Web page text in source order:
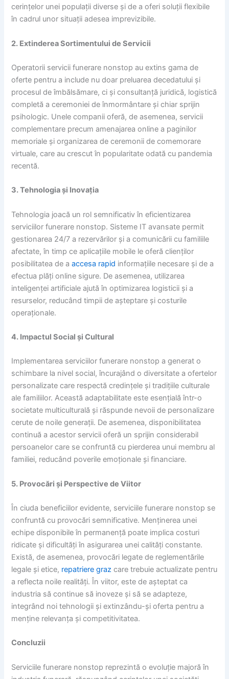
cerințelor unei populații diverse și de a oferi soluții flexibile
în cadrul unor situații adesea imprevizibile.
2. Extinderea Sortimentului de Servicii
Operatorii servicii funerare nonstop au extins gama de
oferte pentru a include nu doar preluarea decedatului și
procesul de îmbălsămare, ci și consultanță juridică, logistică
completă a ceremoniei de înmormântare și chiar sprijin
psihologic. Unele companii oferă, de asemenea, servicii
complementare precum amenajarea online a paginilor
memoriale și organizarea de ceremonii de comemorare
virtuale, care au crescut în popularitate odată cu pandemia
recentă.
3. Tehnologia și Inovația
Tehnologia joacă un rol semnificativ în eficientizarea
serviciilor funerare nonstop. Sisteme IT avansate permit
gestionarea 24/7 a rezervărilor și a comunicării cu familiile
afectate, în timp ce aplicațiile mobile le oferă clienților
posibilitatea de aaccesa rapid informațiile necesare și de a
efectua plăți online sigure. De asemenea, utilizarea
inteligenței artificiale ajută în optimizarea logisticii și a
resurselor, reducând timpii de așteptare și costurile
operaționale.
4. Impactul Social și Cultural
Implementarea serviciilor funerare nonstop a generat o
schimbare la nivel social, încurajând o diversitate a ofertelor
personalizate care respectă credințele și tradițiile culturale
ale familiilor. Această adaptabilitate este esențială într-o
societate multiculturală și răspunde nevoii de personalizare
cerute de noile generații. De asemenea, disponibilitatea
continuă a acestor servicii oferă un sprijin considerabil
persoanelor care se confruntă cu pierderea unui membru al
familiei, reducând poverile emoționale și financiare.
5. Provocări și Perspective de Viitor
În ciuda beneficiilor evidente, serviciile funerare nonstop se
confruntă cu provocări semnificative. Menținerea unei
echipe disponibile în permanență poate implica costuri
ridicate și dificultăți în asigurarea unei calități constante.
Există, de asemenea, provocări legate de reglementările
legale și etice, repatriere graz care trebuie actualizate pentru
a reflecta noile realități. În viitor, este de așteptat ca
industria să continue să inoveze și să se adapteze,
integrând noi tehnologii și extinzându-și oferta pentru a
menține relevanța și competitivitatea.
Concluzii
Serviciile funerare nonstop reprezintă o evoluție majoră în